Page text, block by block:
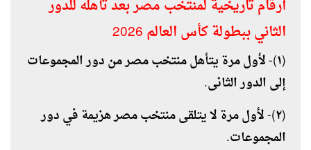
أرقام تاريخية لمنتخب مصر بعد تأهله للدور
الثاني ببطولة كأس العالم 2026
(١)- لأول مرة يتأهل منتخب مصر من دور المجموعات
إلى الدور الثانى.
(٢)- لأول مرة لا يتلقى منتخب مصر هزيمة في دور
المجموعات.